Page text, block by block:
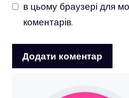
в цьому браузері для
коментарів.